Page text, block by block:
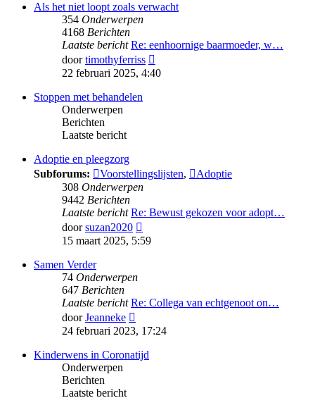
Als het niet loopt zoals verwacht
354 Onderwerpen
4168 Berichten
Laatste bericht Re: eenhoornige baarmoeder, w…
doortimothyferriss
laatste
22 februari 2025, 4:40
Stoppen met behandelen
Onderwerpen
Berichten
Laatste bericht
Adoptie en pleegzorg
Subforums:
Voorstellingslijsten,
Adoptie
308 Onderwerpen
9442 Berichten
Laatste bericht Re: Bewust gekozen voor adopt…
doorsuzan2020
laatste
15 maart 2025, 5:59
Samen Verder
74 Onderwerpen
647 Berichten
Laatste bericht Re: Collega van echtgenoot on…
doorJeanneke
laatste
bericht
24 februari 2023, 17:24
Kinderwens in Coronatijd
Onderwerpen
Berichten
Laatste bericht